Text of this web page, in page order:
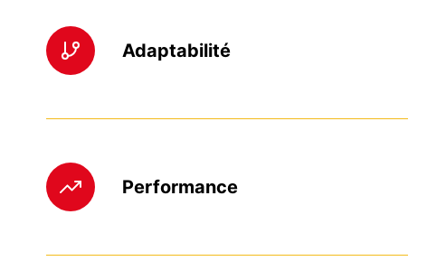
Adaptabilité
Performance